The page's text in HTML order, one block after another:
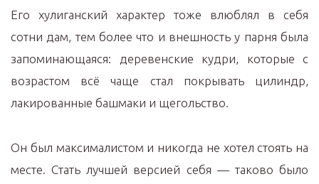
Его хулиганский характер тоже влюблял в себя
сотни дам, тем более что и внешность у парня была
запоминающаяся: деревенские кудри, которые с
возрастом всё чаще стал покрывать цилиндр,
лакированные башмаки и щегольство.
Он был максималистом и никогда не хотел стоять на
месте. Стать лучшей версией себя — таково было